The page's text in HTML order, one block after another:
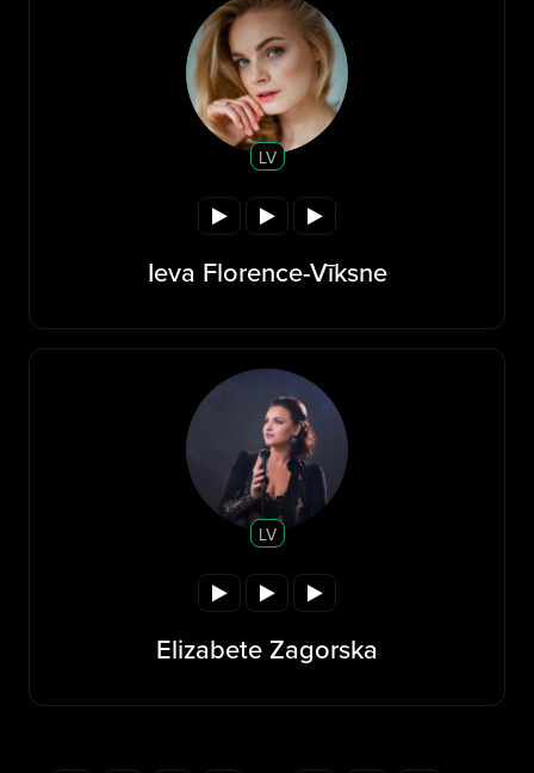
LV
Ieva Florence-Vīksne
LV
Elizabete Zagorska